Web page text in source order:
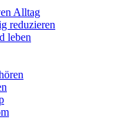
Alltag
reduzieren
leben